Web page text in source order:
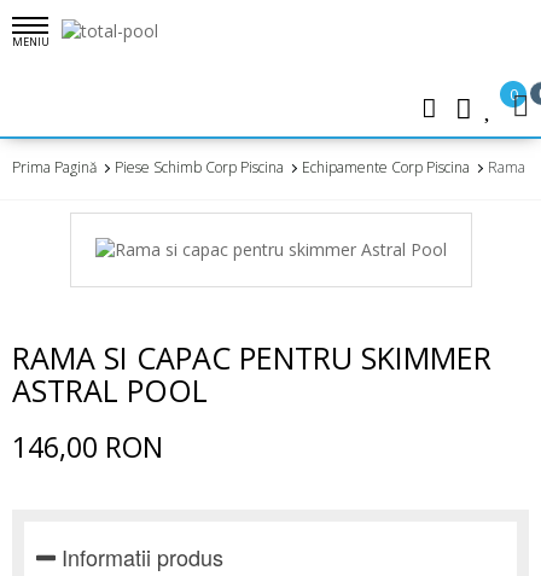
MENIU
0
Prima Pagină Piese Schimb Corp Piscina Echipamente Corp Piscina Rama
RAMA SI CAPAC PENTRU SKIMMER
ASTRAL POOL
146,00 RON
Informatii produs